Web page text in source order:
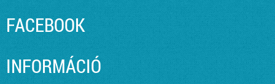
FACEBOOK
INFORMÁCIÓ